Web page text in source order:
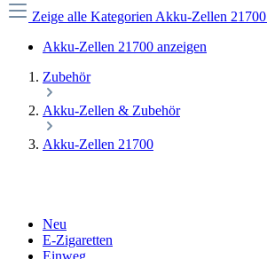
Zeige alle KategorienAkku-Zellen 21700
Akku-Zellen 21700 anzeigen
Zubehör
Akku-Zellen & Zubehör
Akku-Zellen 21700
Neu
E-Zigaretten